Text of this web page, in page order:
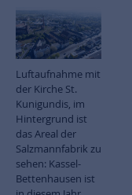
Luftaufnahme mit
der Kirche St.
Kunigundis, im
Hintergrund ist
das Areal der
Salzmannfabrik zu
sehen: Kassel-
Bettenhausen ist